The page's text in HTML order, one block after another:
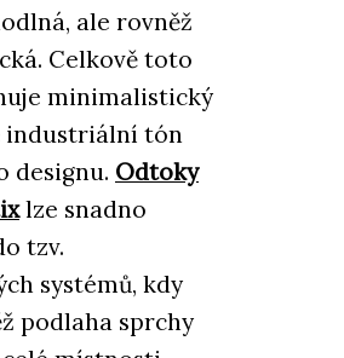
ale rovněž
Celkově toto
minimalistický
industriální tón
designu. Odtoky
lze snadno
tzv.
systémů, kdy
podlaha sprchy